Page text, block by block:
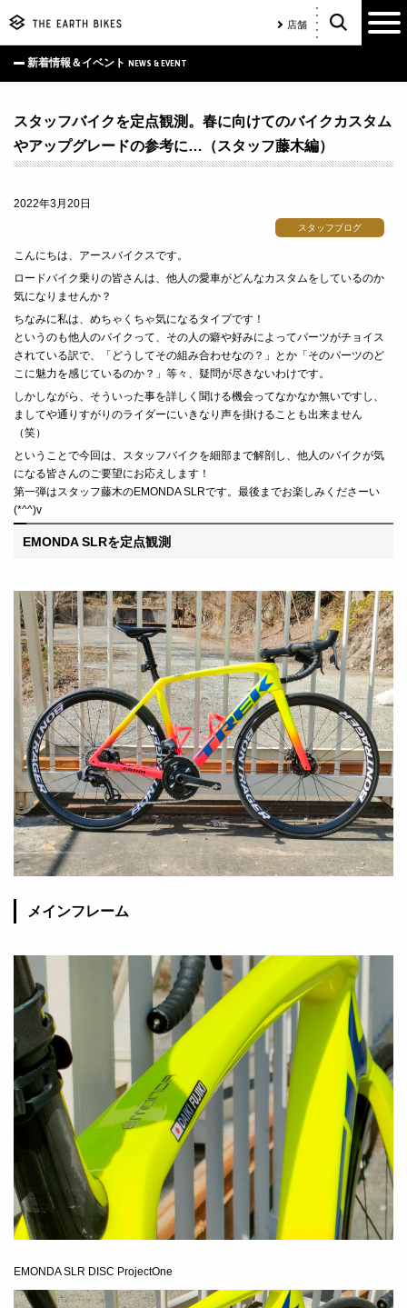
店舗
新着情報＆イベント NEWS & EVENT
スタッフバイクを定点観測。春に向けてのバイクカスタム
やアップグレードの参考に…（スタッフ藤木編）
2022年3月20日
スタッフブログ
こんにちは、アースバイクスです。
ロードバイク乗りの皆さんは、他人の愛車がどんなカスタムをしているのか
気になりませんか？
ちなみに私は、めちゃくちゃ気になるタイプです！
というのも他人のバイクって、その人の癖や好みによってパーツがチョイス
されている訳で、「どうしてその組み合わせなの？」とか「そのパーツのど
こに魅力を感じているのか？」等々、疑問が尽きないわけです。
しかしながら、そういった事を詳しく聞ける機会ってなかなか無いですし、
ましてや通りすがりのライダーにいきなり声を掛けることも出来ません
（笑）
ということで今回は、スタッフバイクを細部まで解剖し、他人のバイクが気
になる皆さんのご要望にお応えします！
第一弾はスタッフ藤木のEMONDA SLRです。最後までお楽しみくださーい
(*^^)v
EMONDA SLRを定点観測
メインフレーム
EMONDA SLR DISC ProjectOne